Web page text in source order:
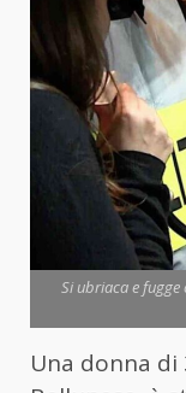
Si ubriaca e
Una donna di